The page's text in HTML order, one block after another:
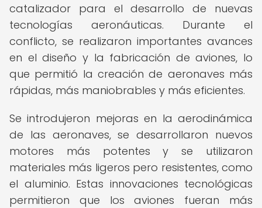
catalizador para el desarrollo de nuevas
tecnologías aeronáuticas. Durante el
conflicto, se realizaron importantes avances
en el diseño y la fabricación de aviones, lo
que permitió la creación de aeronaves más
rápidas, más maniobrables y más eficientes.
Se introdujeron mejoras en la aerodinámica
de las aeronaves, se desarrollaron nuevos
motores más potentes y se utilizaron
materiales más ligeros pero resistentes, como
el aluminio. Estas innovaciones tecnológicas
permitieron que los aviones fueran más